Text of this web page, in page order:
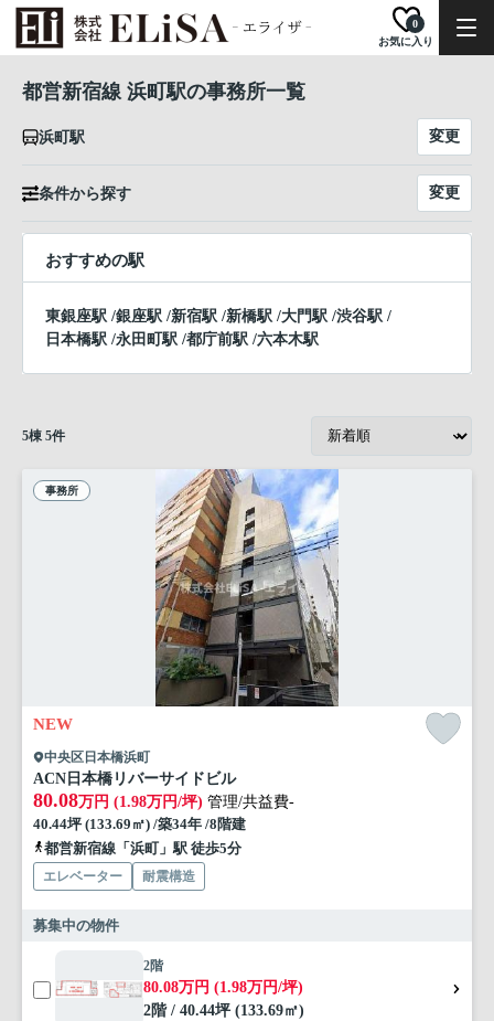
お気に入り
0
都営新宿線 浜町駅の事務所一覧
浜町駅 変更
条件から探す 変更
おすすめの駅
東銀座駅 /銀座駅 /新宿駅 /新橋駅 /大門駅 /渋谷駅 /
日本橋駅 /永田町駅 /都庁前駅 /六本木駅
5棟 5件
事務所
NEW
中央区日本橋浜町
ACN日本橋リバーサイドビル
80.08万円 (1.98万円/坪) 管理/共益費-
40.44坪 (133.69㎡) /築34年 /8階建
都営新宿線「浜町」駅 徒歩5分
エレベーター 耐震構造
募集中の物件
2階
80.08万円 (1.98万円/坪)
2階 / 40.44坪 (133.69㎡)